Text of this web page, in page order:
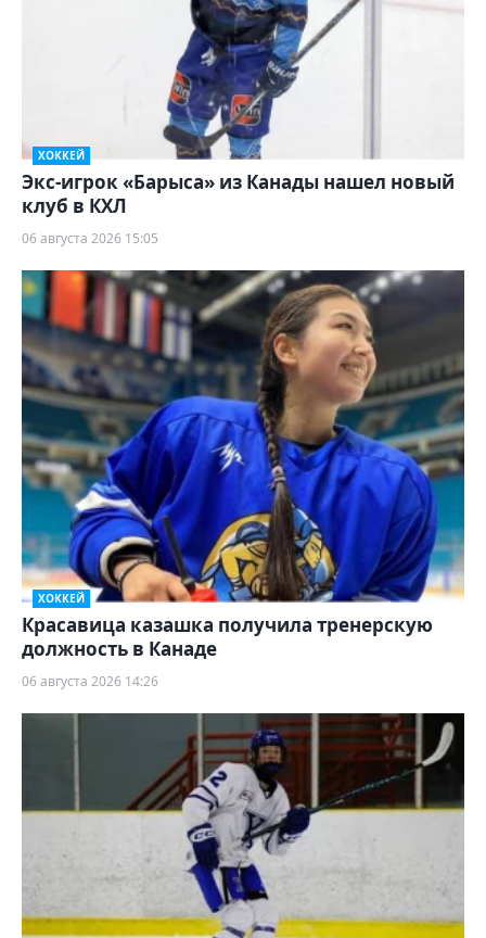
ХОККЕЙ
Экс-игрок «Барыса» из Канады нашел новый
клуб в КХЛ
06 августа 2026 15:05
ХОККЕЙ
Красавица казашка получила тренерскую
должность в Канаде
06 августа 2026 14:26